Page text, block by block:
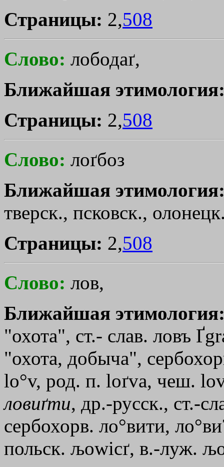
Страницы: 2,508
Слово: лободаґ,
Ближайшая
Страницы: 2,508
Слово: лоґбоз
Ближайшая
тверск., псковск.,
Страницы: 2,508
Слово: лов,
Ближайшая
"охота", ст.- слав. ловъ
"охота, добыча",
lo°v, род. п. loґva, чеш.
ловиґти, др.-русск., ст.-
сербохорв. ло°вити,
польск. љowicґ, в.-луж.